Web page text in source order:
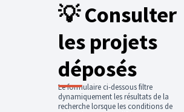
💡 Consulter
les projets
déposés
Le formulaire ci-dessous filtre
dynamiquement les résultats de la
recherche lorsque les conditions de